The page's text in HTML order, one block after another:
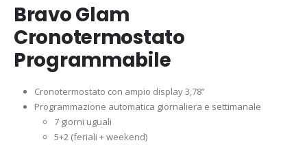
Bravo Glam
Cronotermostato
Programmabile
Cronotermostato con ampio display 3,78’’
Programmazione automatica giornaliera e settimanale
7 giorni uguali
5+2 (feriali + weekend)